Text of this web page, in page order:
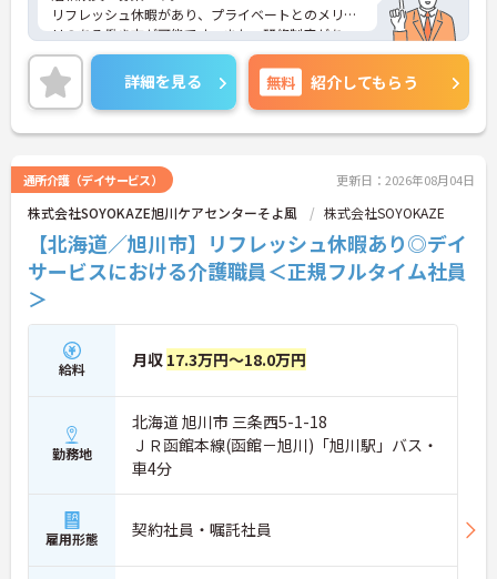
リフレッシュ休暇があり、プライベートとのメリハ
リのある働き方が可能です。また、研修制度があ
り、働きながらスキルアップが目指せる環境です。
ご興味のある方には、面接対策ポイントなど、さら
に詳細をご案内しますのでお気軽にご相談くださ
い！
詳細を見る 無料 紹介してもらう
通所介護（デイサービス） 更新日：2026年08月04日
株式会社SOYOKAZE旭川ケアセンターそよ風 株式会社SOYOKAZE
【北海道／旭川市】リフレッシュ休暇あり◎デイ
サービスにおける介護職員＜正規フルタイム社員
＞
給料 月収 17.3万円～18.0万円
勤務地
北海道 旭川市 三条西5-1-18
ＪＲ函館本線(函館－旭川)「旭川駅」バス・
車4分
雇用形態 契約社員・嘱託社員